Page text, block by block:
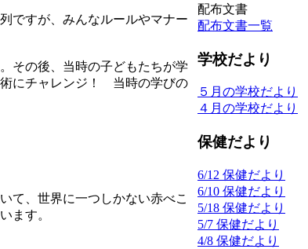
ですが、みんなルールやマナー
その後、当時の子どもたちが学
術にチャレンジ！ 当時の学びの
て、世界に一つしかない赤べこ
ます。
配布文書
配布文書一覧
学校だより
５月の学校だより
４月の学校だより
保健だより
6/12 保健だより
6/10 保健だより
5/18 保健だより
5/7 保健だより
4/8 保健だより